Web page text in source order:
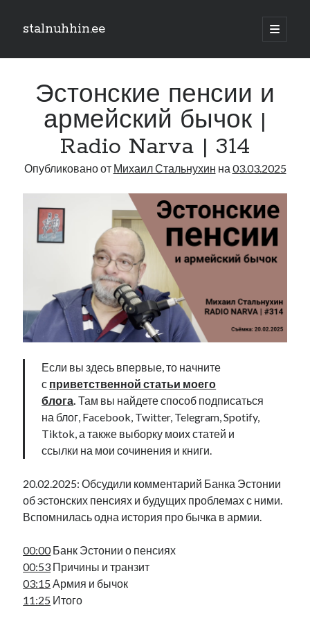
stalnuhhin.ee
отрыть
Боковая
панель
Поиск
Рубрики
В мире
Книга
Личное
Нарва и северо-восток
Образование
Парламент и правительство
Фотографии
Экономика
Юмор
Метки
radio narva
ансиппиада видео
в поисках здравого смысла выборы высказывание
катри райк кая каллас книга маська
нацменьшинства образование
памятники парад клоунов
подкаст
Эстонские пенсии и
армейский бычок |
Radio Narva | 314
Опубликовано от Михаил Стальнухин на 03.03.2025
Если вы здесь впервые, то начните
с приветственной статьи моего
блога Там вы найдете способ подписаться
на блог, Facebook, Twitter, Telegram, Spotify,
Tiktok, а также выборку моих статей и
ссылки на мои сочинения и книги.
20.02.2025: Обсудили комментарий Банка Эстонии
об эстонских пенсиях и будущих проблемах с ними.
Вспомнилась одна история про бычка в армии.
00:00Банк Эстонии о пенсиях
00:53 Причины и транзит
03:15 Армия и бычок
11:25 Итого